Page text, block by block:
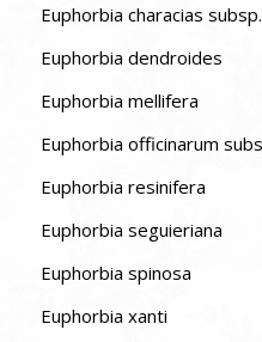
Euphorbia characias
Euphorbia dendroides
Euphorbia mellifera
Euphorbia officinarum
Euphorbia resinifera
Euphorbia seguieriana
Euphorbia spinosa
Euphorbia xanti